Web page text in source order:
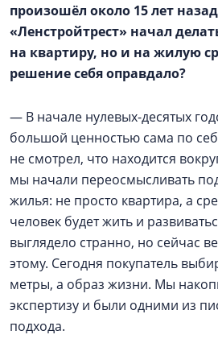
произошёл около 15 лет
«Ленстройтрест» начал
на квартиру, но и на жилую
решение себя оправдало?
— В начале нулевых-десятых
большой ценностью сама по
не смотрел, что находится
мы начали переосмысливать
жилья: не просто квартира, а
человек будет жить и
выглядело странно, но сейчас
этому. Сегодня покупатель
метры, а образ жизни. Мы
экспертизу и были одними из
подхода.